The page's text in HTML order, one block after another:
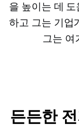
을 높이는 데
하고 그는 기업
그는 여
든든한